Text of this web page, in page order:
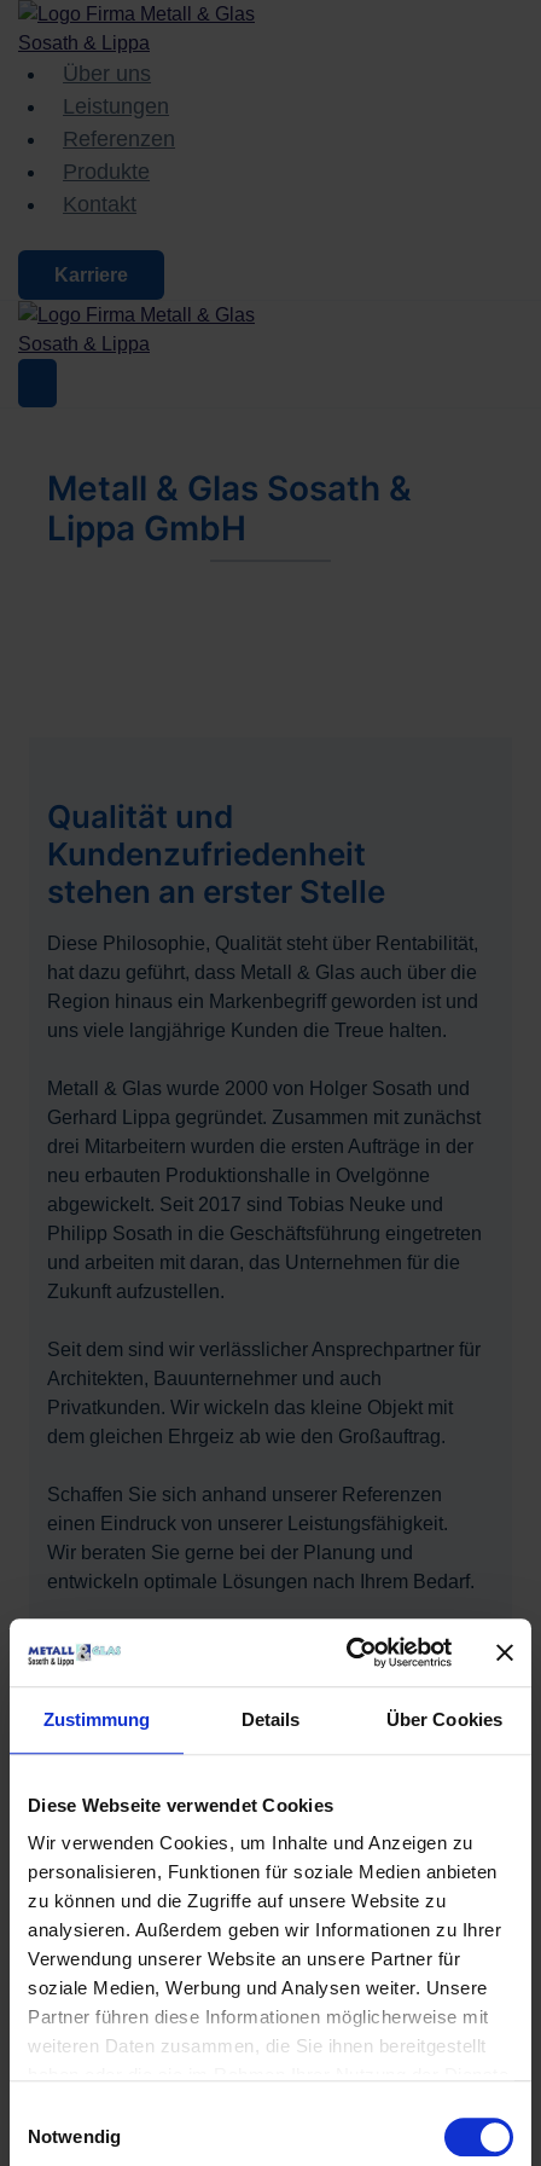
Zustimmung Details Über Cookies
Diese Webseite verwendet Cookies
Wir verwenden Cookies, um Inhalte und Anzeigen zu
personalisieren, Funktionen für soziale Medien anbieten
zu können und die Zugriffe auf unsere Website zu
analysieren. Außerdem geben wir Informationen zu Ihrer
Verwendung unserer Website an unsere Partner für
soziale Medien, Werbung und Analysen weiter. Unsere
Partner führen diese Informationen möglicherweise mit
weiteren Daten zusammen, die Sie ihnen bereitgestellt
Notwendig
Zum
Inhalt
springenÜber uns
Leistungen
Referenzen
Produkte
Kontakt
Karriere
Metall & Glas Sosath &
Lippa GmbH
Qualität und
Kundenzufriedenheit
stehen an erster Stelle
Diese Philosophie, Qualität steht über Rentabilität,
hat dazu geführt, dass Metall & Glas auch über die
Region hinaus ein Markenbegriff geworden ist und
uns viele langjährige Kunden die Treue halten.
Metall & Glas wurde 2000 von Holger Sosath und
Gerhard Lippa gegründet. Zusammen mit zunächst
drei Mitarbeitern wurden die ersten Aufträge in der
neu erbauten Produktionshalle in Ovelgönne
abgewickelt. Seit 2017 sind Tobias Neuke und
Philipp Sosath in die Geschäftsführung eingetreten
und arbeiten mit daran, das Unternehmen für die
Zukunft aufzustellen.
Seit dem sind wir verlässlicher Ansprechpartner für
Architekten, Bauunternehmer und auch
Privatkunden. Wir wickeln das kleine Objekt mit
dem gleichen Ehrgeiz ab wie den Großauftrag.
Schaffen Sie sich anhand unserer Referenzen
einen Eindruck von unserer Leistungsfähigkeit.
Wir beraten Sie gerne bei der Planung und
entwickeln optimale Lösungen nach Ihrem Bedarf.
Unsere
Geschäftsführer stellen
sich vor
Als Metall- und Glasbauspezialisten verbinden wir
handwerkliches Können mit modernster Technik.
Persönlich geführt von Philipp Sosath und Tobias